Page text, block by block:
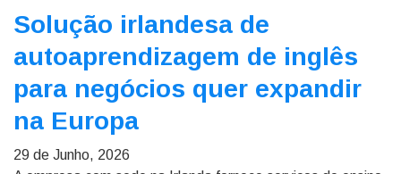
Solução irlandesa de
autoaprendizagem de inglês
para negócios quer expandir
na Europa
29 de Junho, 2026